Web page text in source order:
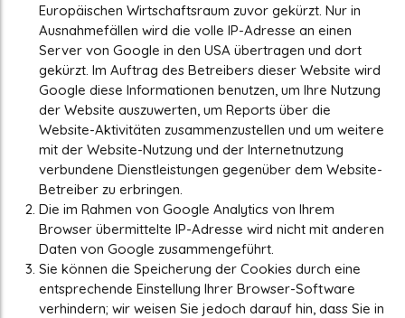
Europäischen Wirtschaftsraum zuvor gekürzt. Nur in
Ausnahmefällen wird die volle IP-Adresse an einen
Server von Google in den USA übertragen und dort
gekürzt. Im Auftrag des Betreibers dieser Website wird
Google diese Informationen benutzen, um Ihre Nutzung
der Website auszuwerten, um Reports über die
Website-Aktivitäten zusammenzustellen und um weitere
mit der Website-Nutzung und der Internetnutzung
verbundene Dienstleistungen gegenüber dem Website-
Betreiber zu erbringen.
Die im Rahmen von Google Analytics von Ihrem
Browser übermittelte IP-Adresse wird nicht mit anderen
Daten von Google zusammengeführt.
Sie können die Speicherung der Cookies durch eine
entsprechende Einstellung Ihrer Browser-Software
verhindern; wir weisen Sie jedoch darauf hin, dass Sie in